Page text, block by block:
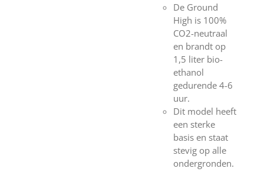
De Ground
High is 100%
CO2-neutraal
en brandt op
1,5 liter bio-
ethanol
gedurende 4-6
uur.
Dit model heeft
een sterke
basis en staat
stevig op alle
ondergronden.